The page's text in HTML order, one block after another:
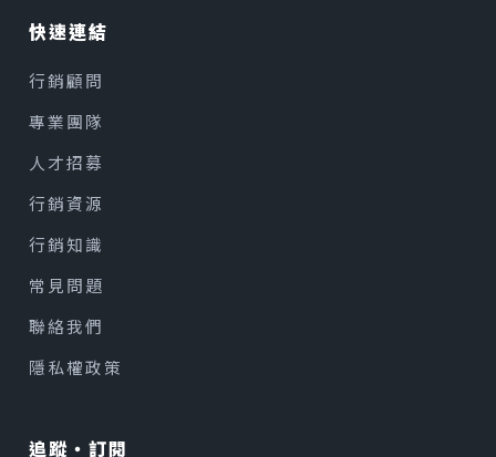
快速連結
行銷顧問
專業團隊
人才招募
行銷資源
行銷知識
常見問題
聯絡我們
隱私權政策
追蹤・訂閱